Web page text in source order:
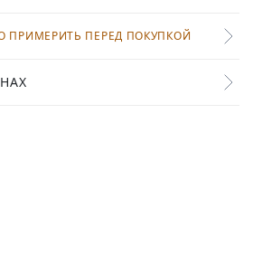
ПРИМЕРИТЬ ПЕРЕД ПОКУПКОЙ